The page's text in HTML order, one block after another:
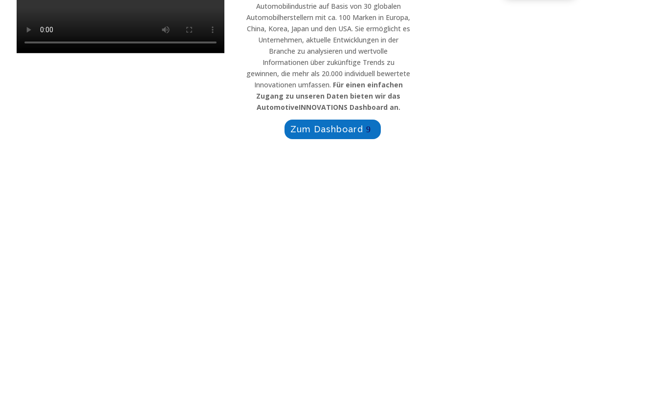
Automobilindustrie auf Basis von 30 globalen
Automobilherstellern mit ca. 100 Marken in Europa,
China, Korea, Japan und den USA. Sie ermöglicht es
Unternehmen, aktuelle Entwicklungen in der
Branche zu analysieren und wertvolle
Informationen über zukünftige Trends zu
gewinnen, die mehr als 20.000 individuell bewertete
Innovationen umfassen. Für einen einfachen
Zugang zu unseren Daten bieten wir das
AutomotiveINNOVATIONS Dashboard an.
Zum Dashboard